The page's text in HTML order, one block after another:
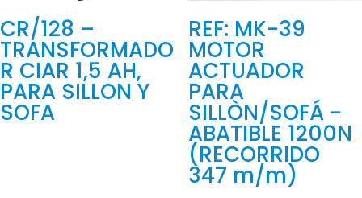
CR/128 –
TRANSFORMADO
R CIAR 1,5 AH,
PARA SILLON Y
SOFA
REF: MK-39
MOTOR
ACTUADOR
PARA
SILLÒN/SOFÁ -
ABATIBLE 1200N
(RECORRIDO
347 m/m)